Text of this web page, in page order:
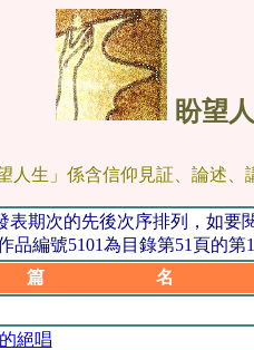
盼望
人生」係含信仰見証、論述、
表期次的先後次序排列，如
編號5101為目錄第51頁的第1
篇 名
絕唱